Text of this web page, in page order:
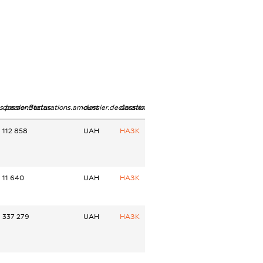
dossier.declarations.amountdossier.declarations.currency
dossier.declarations.source
112 858 UAH НАЗК
11 640 UAH НАЗК
337 279 UAH НАЗК